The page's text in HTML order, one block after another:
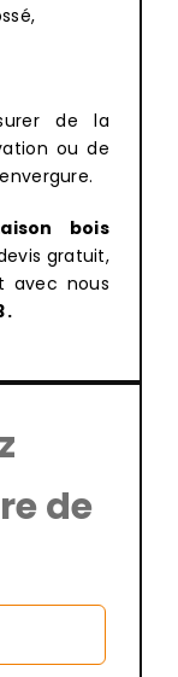
de la
ou de
bois
gratuit,
avec nous
.
de